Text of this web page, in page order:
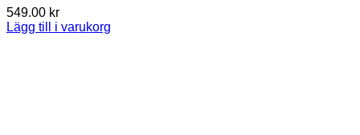
549.00 kr
Lägg till i varukorg